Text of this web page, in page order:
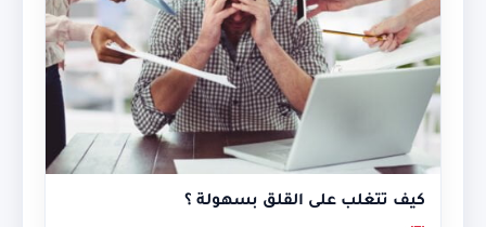
كيف تتغلب على القلق بسهولة ؟